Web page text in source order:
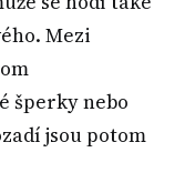
Mezi
šperky nebo
jsou potom